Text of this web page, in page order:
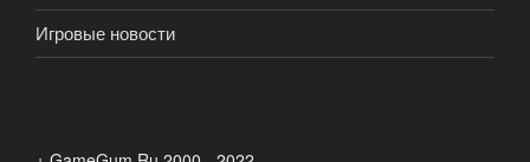
Игровые новости